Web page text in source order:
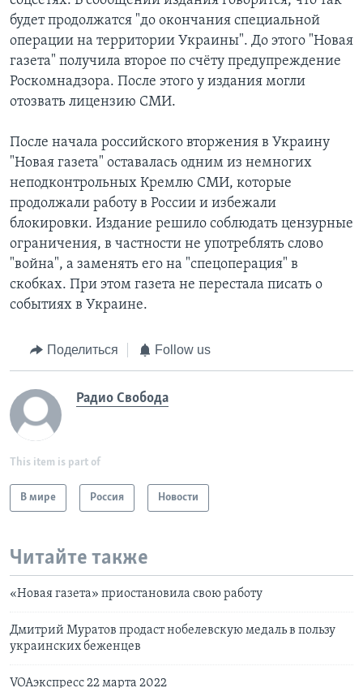
будет продолжатся "до окончания специальной
операции на территории Украины". До этого "Новая
газета" получила второе по счёту предупреждение
Роскомнадзора. После этого у издания могли
отозвать лицензию СМИ.
После начала российского вторжения в Украину
"Новая газета" оставалась одним из немногих
неподконтрольных Кремлю СМИ, которые
продолжали работу в России и избежали
блокировки. Издание решило соблюдать цензурные
ограничения, в частности не употреблять слово
"война", а заменять его на "спецоперация" в
скобках. При этом газета не перестала писать о
событиях в Украине.
Поделиться Follow us
Радио Свобода
This item is part of
В мире Россия Новости
Читайте также
«Новая газета» приостановила свою работу
Дмитрий Муратов продаст нобелевскую медаль в пользу
украинских беженцев
VOAэкспресс 22 марта 2022